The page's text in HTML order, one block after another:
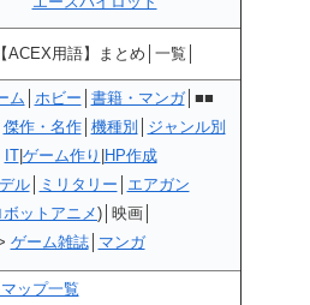
【ACEX用語】まとめ│一覧│
ム ホビー 書籍・マンガ│■■
傑作・名作│ 機種別
ジャンル別
IT|ゲーム作り |HP作成
ル│ ミリタリー
エアガン
ボットアニメ)│映画│
ゲーム雑誌│ マンガ
ップ一覧